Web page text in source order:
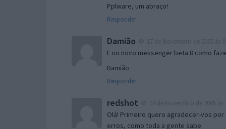
Pplware, um abraço!
Responder
Damião
E no novo messenger beta 8 como
Damião
Responder
redshot
Olá! Primeiro quero agradecer-vos
erros, como toda a gente sabe.